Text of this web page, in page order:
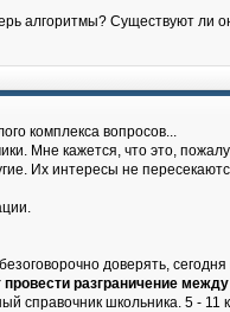
алгоритмы? Существуют
комплекса вопросов...
Мне кажется, что это,
Их интересы не
доверять,
провести разграничение
справочник школьника. 5 -